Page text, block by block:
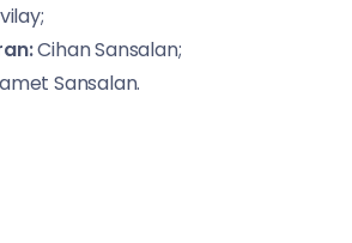
Cihan Sansalan;
Sansalan.